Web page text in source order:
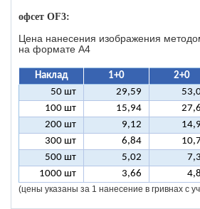
офсет OF3:
Цена нанесения изображения
на формате A4
Наклад 1+0 2+0
50 шт
29,59
100 шт
15,94
200 шт
9,12
300 шт
6,84
500 шт
5,02
1000 шт
3,66
(цены указаны за 1 нанесение в гривнах с